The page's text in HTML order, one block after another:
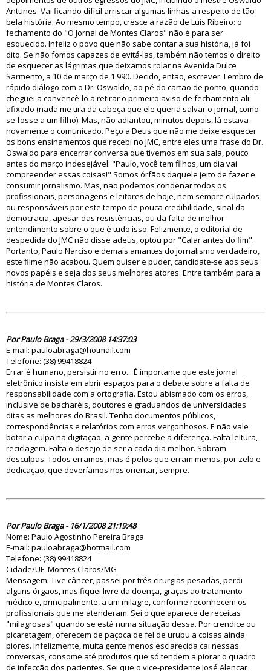
Antunes. Vai ficando difícil arriscar algumas linhas a respeito de tão
bela história. Ao mesmo tempo, cresce a razão de Luis Ribeiro: o
fechamento do "O Jornal de Montes Claros" não é para ser
esquecido. Infeliz o povo que não sabe contar a sua história, já foi
dito. Se não fomos capazes de evitá-las, também não temos o direito
de esquecer as lágrimas que deixamos rolar na Avenida Dulce
Sarmento, a 10 de março de 1.990. Decido, então, escrever. Lembro de
rápido diálogo com o Dr. Oswaldo, ao pé do cartão de ponto, quando
cheguei a convencê-lo a retirar o primeiro aviso de fechamento ali
afixado (nada me tira da cabeça que ele queria salvar o jornal, como
se fosse a um filho). Mas, não adiantou, minutos depois, lá estava
novamente o comunicado. Peço a Deus que não me deixe esquecer
os bons ensinamentos que recebi no JMC, entre eles uma frase do Dr.
Oswaldo para encerrar conversa que tivemos em sua sala, pouco
antes do março indesejável: "Paulo, você tem filhos, um dia vai
compreender essas coisas!" Somos órfãos daquele jeito de fazer e
consumir jornalismo. Mas, não podemos condenar todos os
profissionais, personagens e leitores de hoje, nem sempre culpados
ou responsáveis por este tempo de pouca credibilidade, sinal da
democracia, apesar das resistências, ou da falta de melhor
entendimento sobre o que é tudo isso. Felizmente, o editorial de
despedida do JMC não disse adeus, optou por "Calar antes do fim".
Portanto, Paulo Narciso e demais amantes do jornalismo verdadeiro,
este filme não acabou. Quem quiser e puder, candidate-se aos seus
novos papéis e seja dos seus melhores atores. Entre também para a
história de Montes Claros.
Por Paulo Braga - 29/3/2008 14:37:03
E-mail: pauloabraga@hotmail.com
Telefone: (38) 99418824
Errar é humano, persistir no erro... É importante que este jornal
eletrônico insista em abrir espaços para o debate sobre a falta de
responsabilidade com a ortografia. Estou abismado com os erros,
inclusive de bacharéis, doutores e graduandos de universidades
ditas as melhores do Brasil. Tenho documentos públicos,
correspondências e relatórios com erros vergonhosos. E não vale
botar a culpa na digitação, a gente percebe a diferença. Falta leitura,
reciclagem. Falta o desejo de ser a cada dia melhor. Sobram
desculpas. Todos erramos, mas é pelos que erram menos, por zelo e
dedicação, que deveríamos nos orientar, sempre.
Por Paulo Braga - 16/1/2008 21:19:48
Nome: Paulo Agostinho Pereira Braga
E-mail: pauloabraga@hotmail.com
Telefone: (38) 99418824
Cidade/UF: Montes Claros/MG
Mensagem: Tive câncer, passei por três cirurgias pesadas, perdi
alguns órgãos, mas fiquei livre da doença, graças ao tratamento
médico e, principalmente, a um milagre, conforme reconhecem os
profissionais que me atenderam. Sei o que aparece de receitas
"milagrosas" quando se está numa situação dessa. Por crendice ou
picaretagem, oferecem de paçoca de fel de urubu a coisas ainda
piores. Infelizmente, muita gente menos esclarecida cai nessas
conversas, consome até produtos que só tendem a piorar o quadro
de infecção dos pacientes. Sei que o vice-presidente José Alencar